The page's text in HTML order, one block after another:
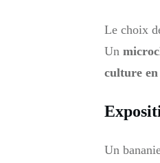
Le choix
Un
culture
Un